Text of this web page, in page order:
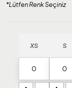
*Lütfen Renk Seçiniz
XS S